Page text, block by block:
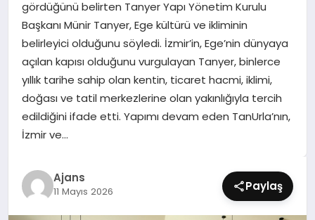
MAGAZIN
SAĞLIK
SIYASET
SPOR
YAŞAM
gördüğünü belirten Tanyer Yapı Yönetim Kurulu
Başkanı Münir Tanyer, Ege kültürü ve ikliminin
belirleyici olduğunu söyledi. İzmir’in, Ege’nin dünyaya
açılan kapısı olduğunu vurgulayan Tanyer, binlerce
yıllık tarihe sahip olan kentin, ticaret hacmi, iklimi,
doğası ve tatil merkezlerine olan yakınlığıyla tercih
edildiğini ifade etti. Yapımı devam eden TanUrla’nın,
İzmir ve…
Ajans
11 Mayıs 2026 Paylaş